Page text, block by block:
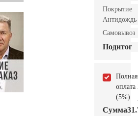
Покрытие
Антидождь
Самовывоз
Подитог
Полная
оплата
(5%)
Сумма